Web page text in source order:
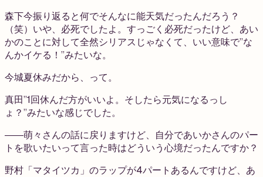
森下今振り返ると何でそんなに能天気だったんだろう？
（笑）いや、必死でしたよ。すっごく必死だったけど、あい
かのことに対して全然シリアスじゃなくて、いい意味で”な
んかイケる！”みたいな。
今城夏休みだから、って。
真田”1回休んだ方がいいよ。そしたら元気になるっし
ょ？”みたいな感じでした。
――萌々さんの話に戻りますけど、自分であいかさんのパー
トを歌いたいって言った時はどういう心境だったんですか？
野村 「マタイツカ」のラップが4パートあるんですけど、あ